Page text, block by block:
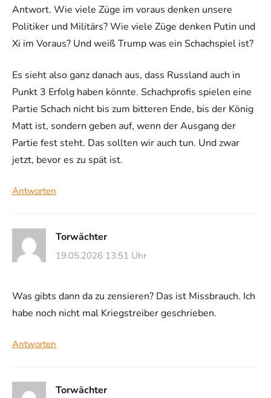
Antwort. Wie viele Züge im voraus denken unsere
Politiker und Militärs? Wie viele Züge denken Putin und
Xi im Voraus? Und weiß Trump was ein Schachspiel ist?
Es sieht also ganz danach aus, dass Russland auch in
Punkt 3 Erfolg haben könnte. Schachprofis spielen eine
Partie Schach nicht bis zum bitteren Ende, bis der König
Matt ist, sondern geben auf, wenn der Ausgang der
Partie fest steht. Das sollten wir auch tun. Und zwar
jetzt, bevor es zu spät ist.
Antworten
Torwächter
19.05.2026 13:51 Uhr
Was gibts dann da zu zensieren? Das ist Missbrauch. Ich
habe noch nicht mal Kriegstreiber geschrieben.
Antworten
Torwächter